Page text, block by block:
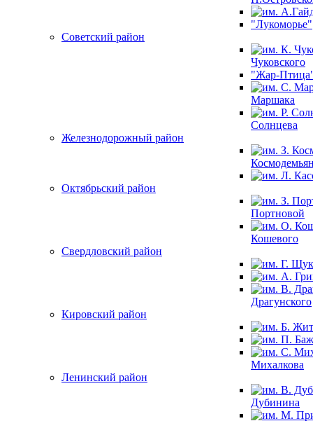
"Лукоморье"
Советский район
Чуковского
"Жар-
Маршака
Солнцева
Железнодорожный район
Октябрьский район
Портновой
Кошевого
Свердловский район
Драгунского
Кировский район
Михалкова
Ленинский район
Дубинина